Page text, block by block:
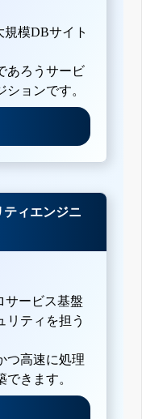
規模DBサイト
あろうサービ
ョンです。
ィエンジニ
サービス基盤
リティを担う
つ高速に処理
きます。